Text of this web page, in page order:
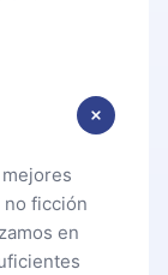
ficción
en